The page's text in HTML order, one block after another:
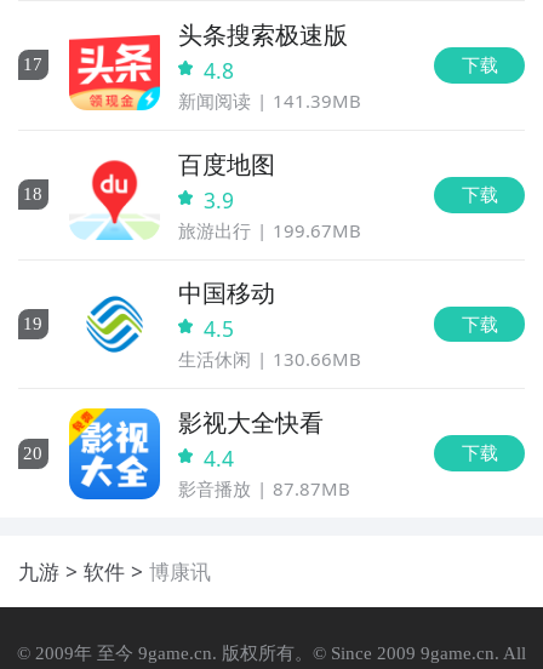
17
头条搜索极速版
4.8
新闻阅读 141.39MB
下载
18
百度地图
3.9
旅游出行 199.67MB
下载
19
中国移动
4.5
生活休闲 130.66MB
下载
20
影视大全快看
4.4
影音播放 87.87MB
下载
九游 软件 博康讯
© 2009年 至今 9game.cn. 版权所有。© Since 2009 9game.cn. All